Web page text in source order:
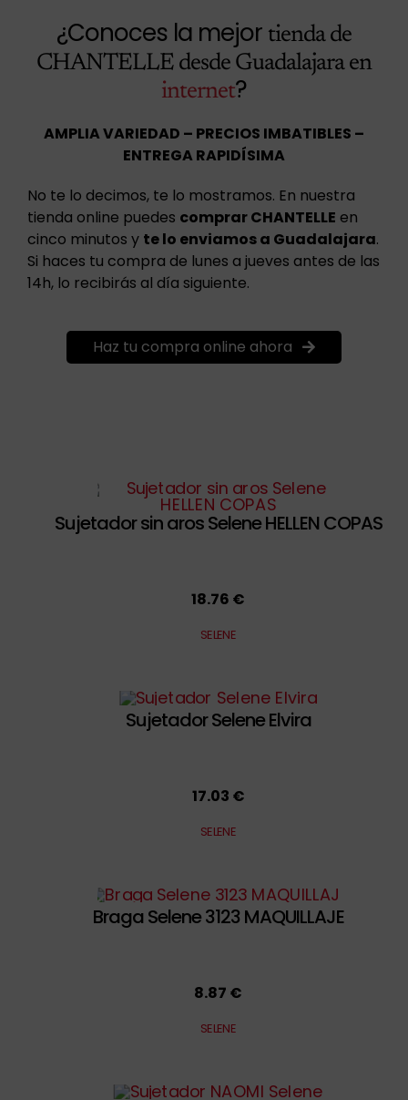
¿Conoces la mejor tienda de
CHANTELLE desde Guadalajara en
internet?
AMPLIA VARIEDAD – PRECIOS IMBATIBLES –
ENTREGA RAPIDÍSIMA
No te lo decimos, te lo mostramos. En nuestra
tienda online puedes comprar CHANTELLE en
cinco minutos y te lo enviamos a Guadalajara.
Si haces tu compra de lunes a jueves antes de las
14h, lo recibirás al día siguiente.
Haz tu compra online ahora
Sujetador sin aros Selene HELLEN COPAS
18.76 €
SELENE
Sujetador Selene Elvira
17.03 €
SELENE
Braga Selene 3123 MAQUILLAJE
8.87 €
SELENE